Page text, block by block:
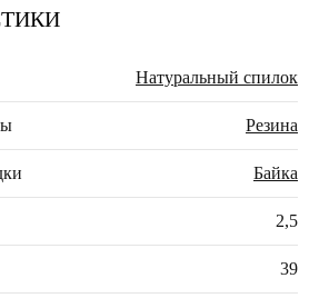
Натуральный спилок
Резина
Байка
2,5
39